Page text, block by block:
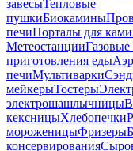
завесыТепловые
пушкиБиокамины
печиПорталы для
Метеостанции
приготовления еды
печиМультиварки
мейкерыТостеры
электрошашлычницы
кексницыХлебопечки
мороженицыФризеры
консервирования